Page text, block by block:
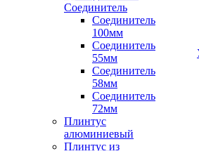
Соединитель
Соединитель
100мм
Соединитель
55мм
Соединитель
58мм
Соединитель
72мм
Плинтус
алюминиевый
Плинтус из